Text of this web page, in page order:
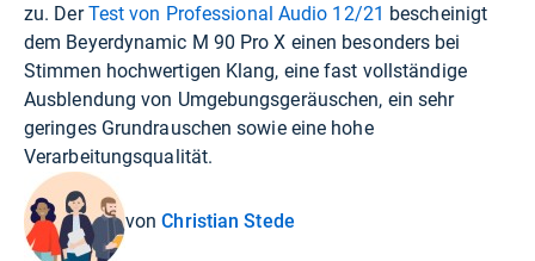
zu. DerTest von Professional Audio 12/21 bescheinigt
dem Beyerdynamic M 90 Pro X einen besonders bei
Stimmen hochwertigen Klang, eine fast vollständige
Ausblendung von Umgebungsgeräuschen, ein sehr
geringes Grundrauschen sowie eine hohe
Verarbeitungsqualität.
vonChristian Stede